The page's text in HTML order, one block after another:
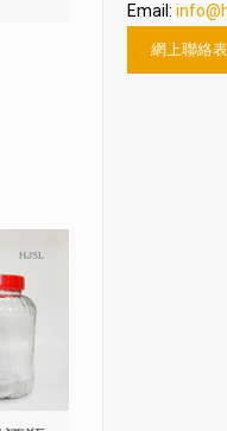
Email:
網上聯絡